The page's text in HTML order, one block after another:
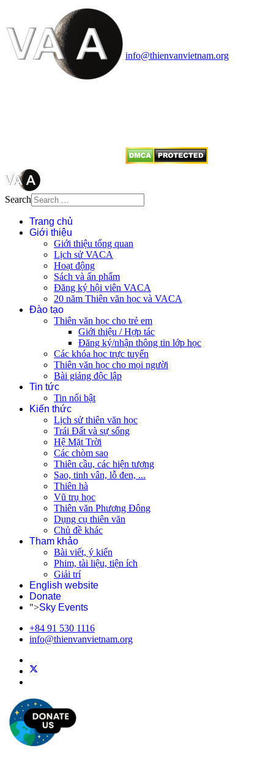
info@thienvanvietnam.org
Search
Trang chủ
Giới thiệu
Giới thiệu tổng quan
Lịch sử VACA
Hoạt động
Sách và ấn phẩm
Đăng ký hội viên VACA
20 năm Thiên văn học và VACA
Đào tạo
Thiên văn học cho trẻ em
Giới thiệu / Hợp tác
Đăng ký/nhận thông tin lớp học
Các khóa học trực tuyến
Thiên văn học cho mọi người
Bài giảng độc lập
Tin tức
Tin nổi bật
Kiến thức
Lịch sử thiên văn học
Trái Đất và sự sống
Hệ Mặt Trời
Các chòm sao
Thiên cầu, các hiện tượng
Sao, tinh vân, lỗ đen, ...
Thiên hà
Vũ trụ học
Thiên văn Phương Đông
Dụng cụ thiên văn
Chủ đề khác
Tham khảo
Bài viết, ý kiến
Phim, tài liệu, tiện ích
Giải trí
English website
Donate
">Sky Events
+84 91 530 1116
info@thienvanvietnam.org